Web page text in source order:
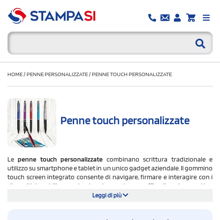
HOME/PENNE PERSONALIZZATE/PENNE TOUCH PERSONALIZZATE
Penne touch personalizzate
Lepenne touch personalizzate combinano scrittura tradizionale e
utilizzo su smartphone e tablet in un unico gadget aziendale. Il gommino
touch screen integrato consente di navigare, firmare e interagire con i
dispositivi mobili senza lasciare impronte o graffi sullo schermo. Una
penna con gommino touch screen personalizzata
Leggi di più